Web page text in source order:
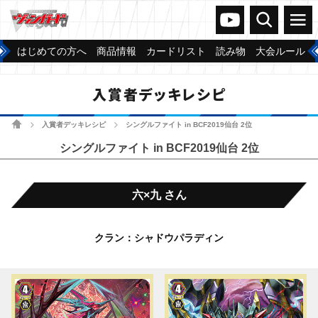
ヴァンガードch
検索 メニュー
はじめての方へ 商品情報 カードリスト 読み物 大会ルール
入賞者デッキレシピ
ホーム 入賞者デッキレシピ シングルファイト in BCF2019仙台 2位
シングルファイト in BCF2019仙台 2位
六×九 さん
クラン：シャドウパラディン